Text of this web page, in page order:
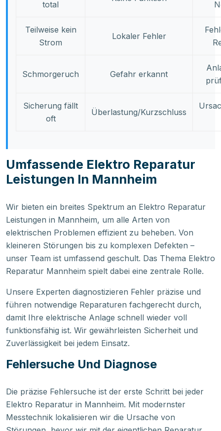
total
Teilweise kein
Strom
Lokaler Fehler
Schmorgeruch Gefahr erkannt
Sicherung fällt
oft
Überlastung/Kurzschluss
Umfassende Elektro Reparatur
Leistungen In Mannheim
Wir bieten ein breites Spektrum an Elektro Reparatur
Leistungen in Mannheim, um alle Arten von
elektrischen Problemen effizient zu beheben. Von
kleineren Störungen bis zu komplexen Defekten –
unser Team ist umfassend geschult. Das Thema Elektro
Reparatur Mannheim spielt dabei eine zentrale Rolle.
Unsere Experten diagnostizieren Fehler präzise und
führen notwendige Reparaturen fachgerecht durch,
damit Ihre elektrische Anlage schnell wieder voll
funktionsfähig ist. Wir gewährleisten Sicherheit und
Zuverlässigkeit bei jedem Einsatz.
Fehlersuche Und Diagnose
Die präzise Fehlersuche ist der erste Schritt bei jeder
Elektro Reparatur in Mannheim. Mit modernster
Messtechnik lokalisieren wir die Ursache von